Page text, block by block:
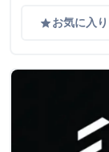
gradeお気に入り